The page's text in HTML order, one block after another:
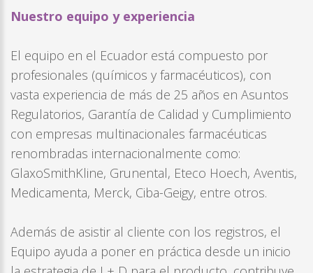
Nuestro equipo y experiencia
El equipo en el Ecuador está compuesto por
profesionales (químicos y farmacéuticos), con
vasta experiencia de más de 25 años en Asuntos
Regulatorios, Garantía de Calidad y Cumplimiento
con empresas multinacionales farmacéuticas
renombradas internacionalmente como:
GlaxoSmithKline, Grunental, Eteco Hoech, Aventis,
Medicamenta, Merck, Ciba-Geigy, entre otros.
Además de asistir al cliente con los registros, el
Equipo ayuda a poner en práctica desde un inicio